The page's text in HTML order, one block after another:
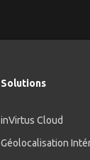
Solutions
inVirtus Cloud
Géolocalisation